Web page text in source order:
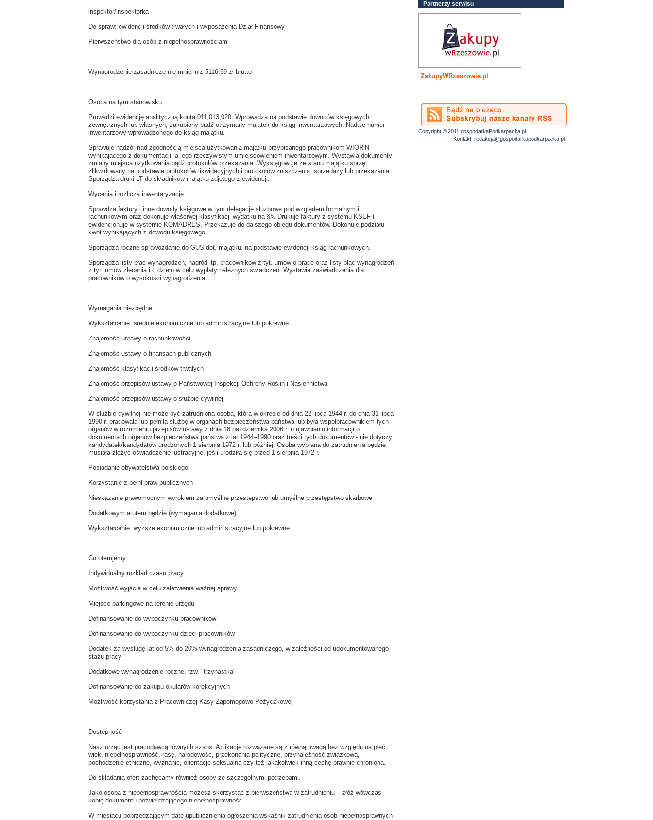
inspektor/inspektorka
Do spraw: ewidencji środków trwałych i wyposażenia Dział Finansowy
Pierwszeństwo dla osób z niepełnosprawnościami
Wynagrodzenie zasadnicze nie mniej niż 5116,99 zł brutto
Osoba na tym stanowisku:
Prowadzi ewidencję analityczną konta 011,013,020. Wprowadza na podstawie dowodów księgowych
zewnętrznych lub własnych, zakupiony bądź otrzymany majątek do ksiąg inwentarzowych. Nadaje numer
inwentarzowy wprowadzonego do ksiąg majątku.
Sprawuje nadzór nad zgodnością miejsca użytkowania majątku przypisanego pracownikom WIORiN
wynikającego z dokumentacji, a jego rzeczywistym umiejscowieniem inwentarzowym. Wystawia dokumenty
zmiany miejsca użytkowania bądź protokołów przekazania. Wyksięgowuje ze stanu majątku sprzęt
zlikwidowany na podstawie protokołów likwidacyjnych i protokołów zniszczenia, sprzedaży lub przekazania .
Sporządza druki LT do składników majątku zdjętego z ewidencji.
Wycenia i rozlicza inwentaryzację.
Sprawdza faktury i inne dowody księgowe w tym delegacje służbowe pod względem formalnym i
rachunkowym oraz dokonuje właściwej klasyfikacji wydatku na §§. Drukuje faktury z systemu KSEF i
ewidencjonuje w systemie KOMADRES. Przekazuje do dalszego obiegu dokumentów. Dokonuje podziału
kwot wynikających z dowodu księgowego.
Sporządza roczne sprawozdanie do GUS dot. majątku, na podstawie ewidencji ksiąg rachunkowych.
Sporządza listy płac wynagrodzeń, nagród itp. pracowników z tyt. umów o pracę oraz listy płac wynagrodzeń
z tyt. umów zlecenia i o dzieło w celu wypłaty należnych świadczeń. Wystawia zaświadczenia dla
pracowników o wysokości wynagrodzenia.
Wymagania niezbędne:
Wykształcenie: średnie ekonomiczne lub administracyjne lub pokrewne
Znajomość ustawy o rachunkowości
Znajomość ustawy o finansach publicznych
Znajomość klasyfikacji środków trwałych
Znajomość przepisów ustawy o Państwowej Inspekcji Ochrony Roślin i Nasiennictwa
Znajomość przepisów ustawy o służbie cywilnej
W służbie cywilnej nie może być zatrudniona osoba, która w okresie od dnia 22 lipca 1944 r. do dnia 31 lipca
1990 r. pracowała lub pełniła służbę w organach bezpieczeństwa państwa lub była współpracownikiem tych
organów w rozumieniu przepisów ustawy z dnia 18 października 2006 r. o ujawnianiu informacji o
dokumentach organów bezpieczeństwa państwa z lat 1944–1990 oraz treści tych dokumentów - nie dotyczy
kandydatek/kandydatów urodzonych 1 sierpnia 1972 r. lub później. Osoba wybrana do zatrudnienia będzie
musiała złożyć oświadczenie lustracyjne, jeśli urodziła się przed 1 sierpnia 1972 r.
Posiadanie obywatelstwa polskiego
Korzystanie z pełni praw publicznych
Nieskazanie prawomocnym wyrokiem za umyślne przestępstwo lub umyślne przestępstwo skarbowe
Dodatkowym atutem będzie (wymagania dodatkowe)
Wykształcenie: wyższe ekonomiczne lub administracyjne lub pokrewne
Co oferujemy
Indywidualny rozkład czasu pracy
Możliwość wyjścia w celu załatwienia ważnej sprawy
Miejsce parkingowe na terenie urzędu
Dofinansowanie do wypoczynku pracowników
Dofinansowanie do wypoczynku dzieci pracowników
Dodatek za wysługę lat od 5% do 20% wynagrodzenia zasadniczego, w zależności od udokumentowanego
stażu pracy
Dodatkowe wynagrodzenie roczne, tzw. "trzynastka"
Dofinansowanie do zakupu okularów korekcyjnych
Możliwość korzystania z Pracowniczej Kasy Zapomogowo-Pożyczkowej
Dostępność
Nasz urząd jest pracodawcą równych szans. Aplikacje rozważane są z równą uwagą bez względu na płeć,
wiek, niepełnosprawność, rasę, narodowość, przekonania polityczne, przynależność związkową,
pochodzenie etniczne, wyznanie, orientację seksualną czy też jakąkolwiek inną cechę prawnie chronioną.
Do składania ofert zachęcamy również osoby ze szczególnymi potrzebami.
Jako osoba z niepełnosprawnością możesz skorzystać z pierwszeństwa w zatrudnieniu – złóż wówczas
kopię dokumentu potwierdzającego niepełnosprawność.
W miesiącu poprzedzającym datę upublicznienia ogłoszenia wskaźnik zatrudnienia osób niepełnosprawnych
Partnerzy serwisu
ZakupyWRzeszowie.pl
Copyright © 2011 gospodarkaPodkarpacka.pl
Kontakt: redakcja@gospodarkapodkarpacka.pl